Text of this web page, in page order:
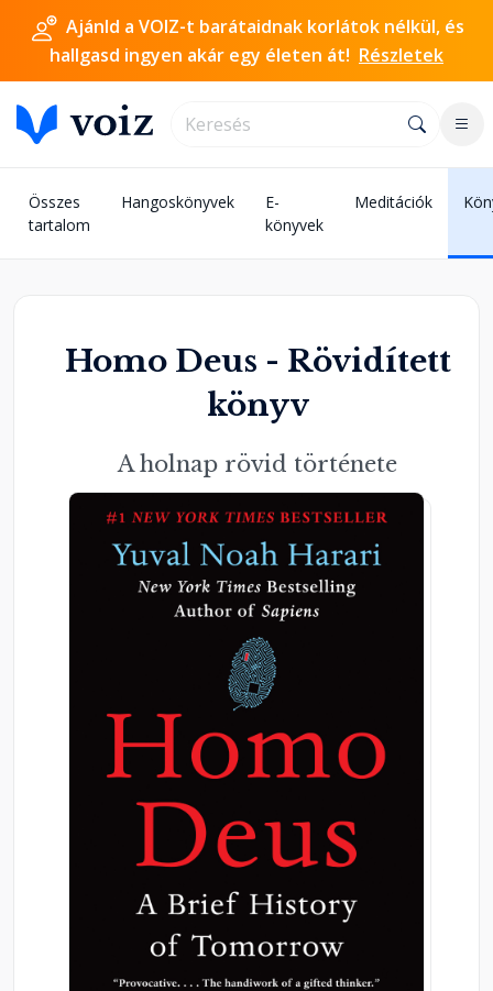
Ajánld a VOIZ-t barátaidnak korlátok nélkül, és
hallgasd ingyen akár egy életen át! Részletek
Összes
tartalom
Hangoskönyvek
E-
könyvek
Meditációk
Homo Deus - Rövidített
könyv
A holnap rövid története